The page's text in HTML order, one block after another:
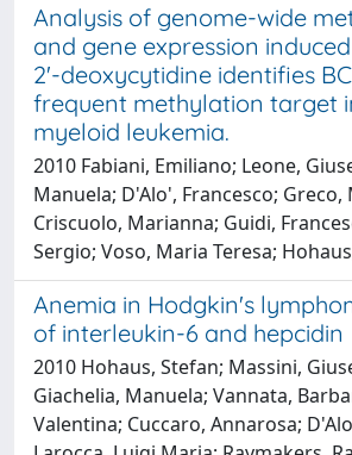
Analysis of genome-wide
and gene expression
2'-deoxycytidine identifies
frequent methylation target
myeloid leukemia.
2010 Fabiani, Emiliano; Leone,
Manuela; D'Alo', Francesco; Greco,
Criscuolo, Marianna; Guidi,
Sergio; Voso, Maria Teresa;
Anemia in Hodgkin's
of interleukin-6 and hepcidin
2010 Hohaus, Stefan; Massini,
Giachelia, Manuela; Vannata,
Valentina; Cuccaro, Annarosa;